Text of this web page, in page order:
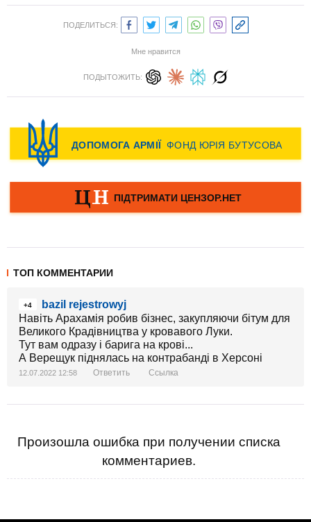
ПОДЕЛИТЬСЯ:
Мне нравится
ПОДЫТОЖИТЬ:
ТОП КОММЕНТАРИИ
+4
bazil rejestrowyj
Навіть Арахамія робив бізнес, закупляючи бітум для
Великого Крадівництва у кровавого Луки.
Тут вам одразу і барига на крові...
А Верещук піднялась на контрабанді в Херсоні
12.07.2022 12:58 Ответить Ссылка
Произошла ошибка при получении списка
комментариев.